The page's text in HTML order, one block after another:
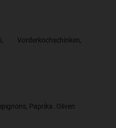
Paprika. Oliven